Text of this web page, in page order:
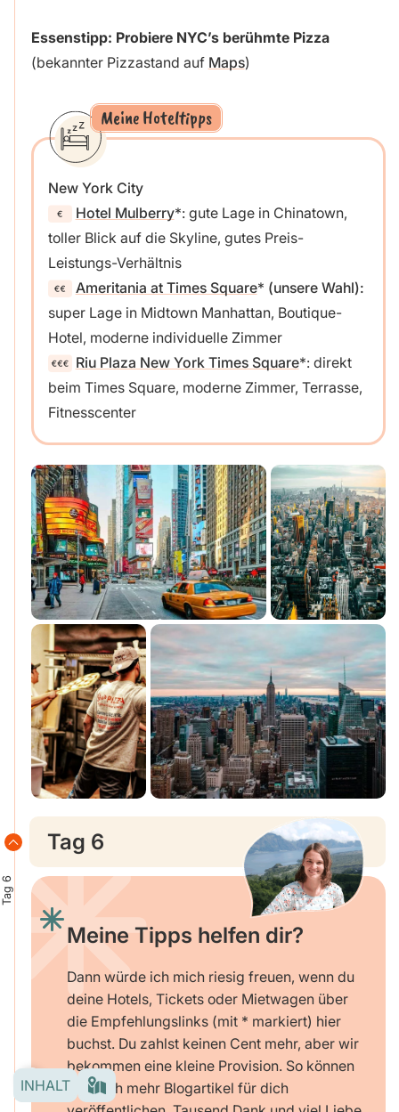
Essenstipp: Probiere NYC’s berühmte Pizza
(bekannter Pizzastand auf Maps)
Meine Hoteltipps
New York City
Hotel Mulberry : gute Lage in Chinatown,
toller Blick auf die Skyline, gutes Preis-
Leistungs-Verhältnis
Ameritania at Times Square
(unsere Wahl):
super Lage in Midtown Manhattan, Boutique-
Hotel, moderne individuelle Zimmer
Riu Plaza New York Times Square : direkt
beim Times Square, moderne Zimmer, Terrasse,
Fitnesscenter
Tag 6
Tag 6
Meine Tipps helfen dir?
Dann würde ich mich riesig freuen, wenn du
deine Hotels, Tickets oder Mietwagen über
die Empfehlungslinks (mit * markiert) hier
buchst. Du zahlst keinen Cent mehr, aber wir
bekommen eine kleine Provision. So können
wir noch mehr Blogartikel für dich
INHALT